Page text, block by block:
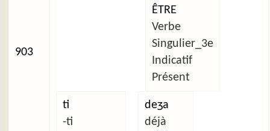
903
ÊTRE
Verbe
Singulier_3e
Indicatif
Présent
ti
-ti
deʒa
déjà